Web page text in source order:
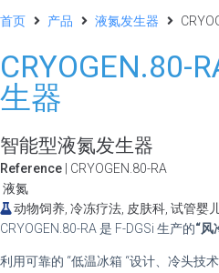
首页 产品 液氮发生器
CRYOGEN.80-
生器
智能型液氮发生器
Reference | CRYOGEN.80-RA
液氮
动物饲养, 冷冻疗法, 皮肤科, 试管婴
CRYOGEN.80-RA 是 F-DGSi 生产的“风
利用可靠的 “低温冰箱 “设计、冷头技